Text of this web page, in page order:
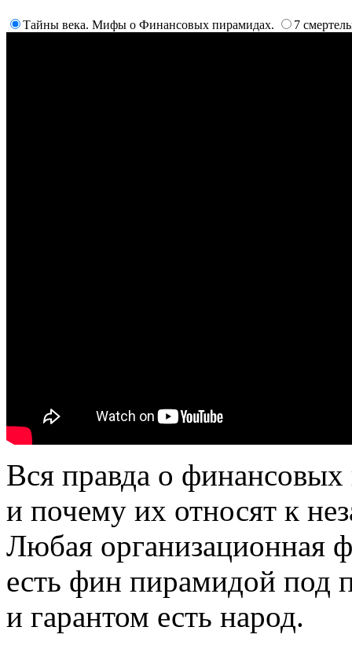
Тайны века. Мифы о Финансовых пирамидах. 7
Вся правда о
и почему их относят к
Любая организационная
есть фин пирамидой под
и гарантом есть народ.